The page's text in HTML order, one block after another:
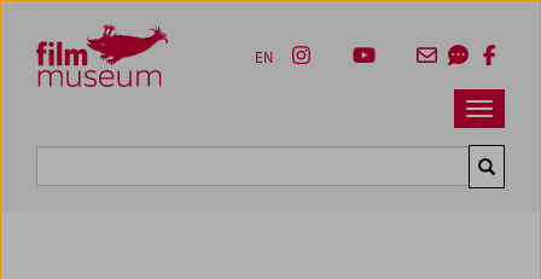
Zum Inhalt
Zum Hauptmenü
Zur Servicenavigation
Zum Suche
Navbar
EN